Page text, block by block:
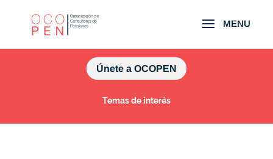
Únete a OCOPEN
Temas de interés